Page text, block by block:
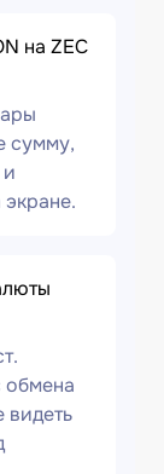
на ZEC
сумму,
обмена